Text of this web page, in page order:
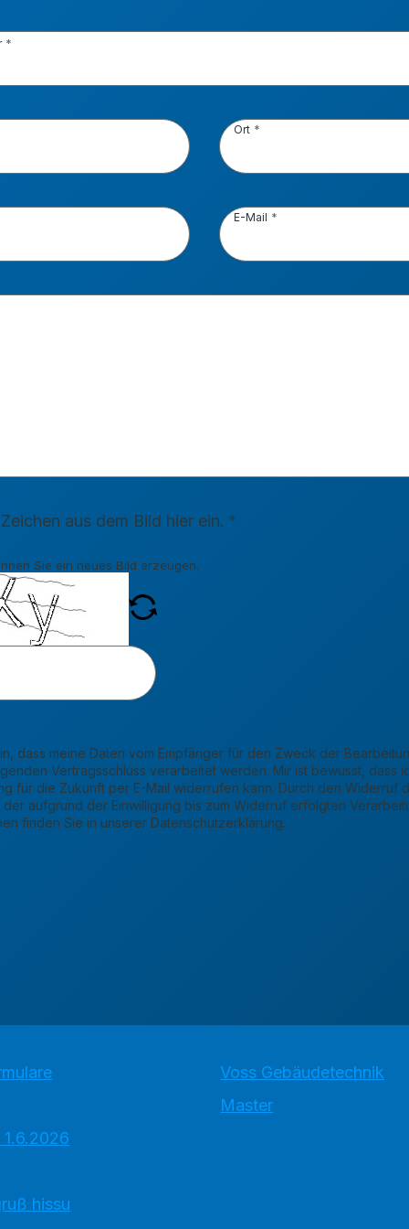
Ort
E-Mail
aus dem Bild hier ein.
Sie ein neues Bild erzeugen.
dass meine Daten vom Empfänger für den Zweck der
Vertragsschluss verarbeitet werden. Mir ist bewusst, dass
für die Zukunft per E-Mail widerrufen kann. Durch den Widerruf
aufgrund der Einwilligung bis zum Widerruf erfolgten
Weitere Informationen finden Sie in unserer Datenschutzerklärung.
hissu
Voss Gebäudetechnik
Master